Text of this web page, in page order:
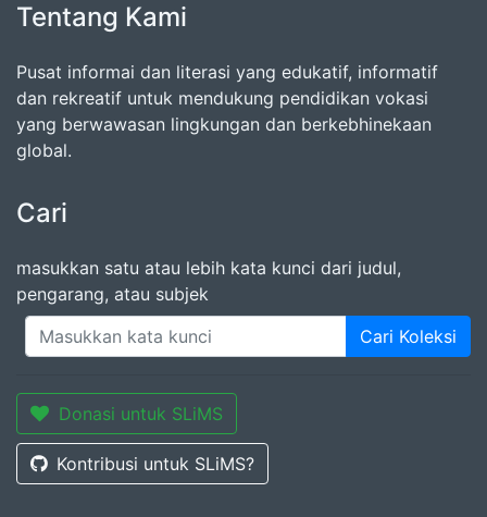
Tentang Kami
Pusat informai dan literasi yang edukatif, informatif
dan rekreatif untuk mendukung pendidikan vokasi
yang berwawasan lingkungan dan berkebhinekaan
global.
Cari
masukkan satu atau lebih kata kunci dari judul,
pengarang, atau subjek
Cari Koleksi
Donasi untuk SLiMS
Kontribusi untuk SLiMS?